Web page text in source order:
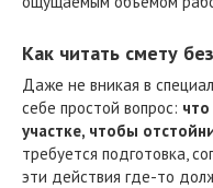
Как читать смету
Даже не вникая в
себе простой вопрос:
участке, чтобы
требуется подготовка,
эти действия где-то